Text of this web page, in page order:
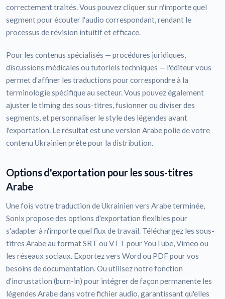
correctement traités. Vous pouvez cliquer sur n'importe quel
segment pour écouter l'audio correspondant, rendant le
processus de révision intuitif et efficace.
Pour les contenus spécialisés — procédures juridiques,
discussions médicales ou tutoriels techniques — l'éditeur vous
permet d'affiner les traductions pour correspondre à la
terminologie spécifique au secteur. Vous pouvez également
ajuster le timing des sous-titres, fusionner ou diviser des
segments, et personnaliser le style des légendes avant
l'exportation. Le résultat est une version Arabe polie de votre
contenu Ukrainien prête pour la distribution.
Options d'exportation pour les sous-titres
Arabe
Une fois votre traduction de Ukrainien vers Arabe terminée,
Sonix propose des options d'exportation flexibles pour
s'adapter à n'importe quel flux de travail. Téléchargez les sous-
titres Arabe au format SRT ou VTT pour YouTube, Vimeo ou
les réseaux sociaux. Exportez vers Word ou PDF pour vos
besoins de documentation. Ou utilisez notre fonction
d'incrustation (burn-in) pour intégrer de façon permanente les
légendes Arabe dans votre fichier audio, garantissant qu'elles